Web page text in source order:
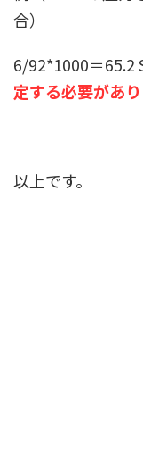
合）
6/92*1000＝
定する必要があり
以上です。